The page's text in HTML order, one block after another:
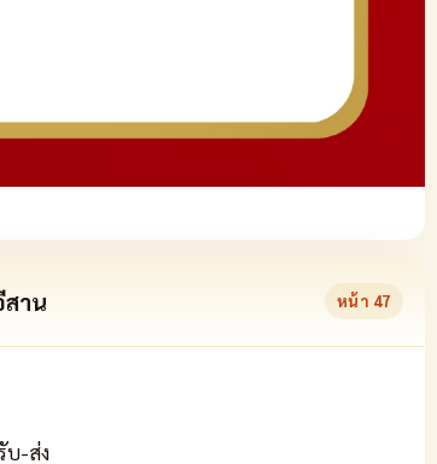
สาน หน้า 47
บ-ส่ง